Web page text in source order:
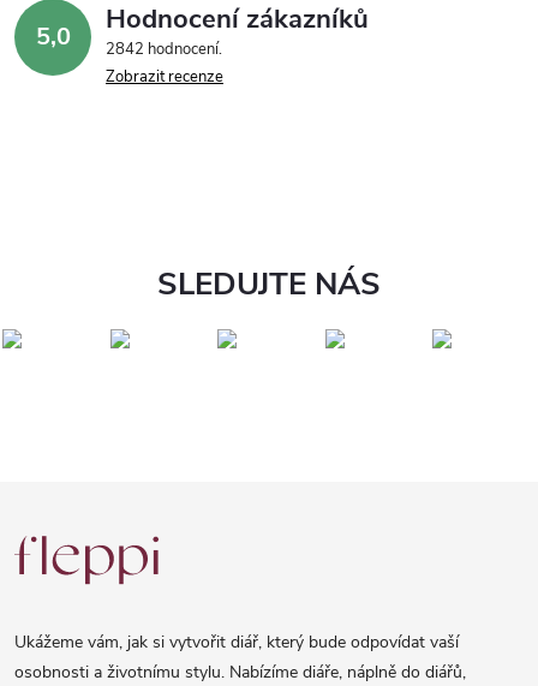
5,0 Hodnocení zákazníků
2842 hodnocení
Zobrazit recenze
SLEDUJTE NÁS
á
Ukážeme vám, jak si vytvořit diář, který bude odpovídat vaší
osobnosti a životnímu stylu. Nabízíme diáře, náplně do diářů,